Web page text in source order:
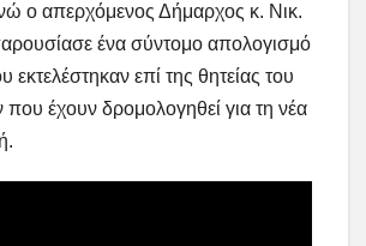
ο απερχόμενος Δήμαρχος κ. Νικ.
ένα σύντομο απολογισμό
επί της θητείας του
που έχουν δρομολογηθεί για τη νέα